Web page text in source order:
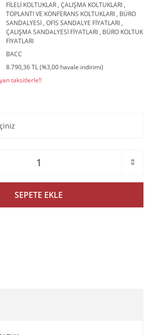
FİLELİ KOLTUKLAR ,ÇALIŞMA KOLTUKLARI ,
TOPLANTI VE KONFERANS KOLTUKLARI , BÜRO
SANDALYESİ ,OFİS SANDALYE FİYATLARI ,
ÇALIŞMA SANDALYESİ FİYATLARI , BÜRO KOLTUK
FİYATLARI
BACC
8.790,36 TL (%3,00 havale indirimi)
taksitlerle!!
SEPETE EKLE